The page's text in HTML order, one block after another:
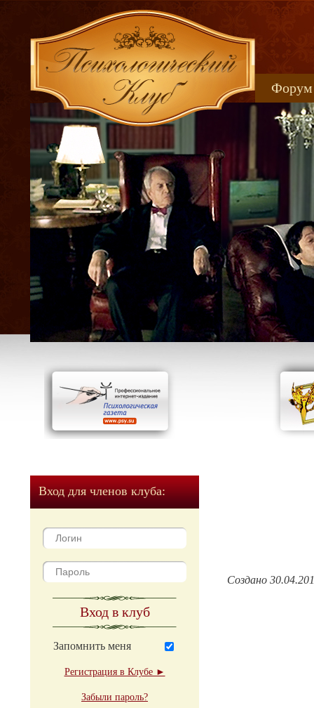
Форум
Вход для членов клуба:
Вход в клуб
Запомнить меня
Регистрация в Клубе ►
Забыли пароль?
Создано